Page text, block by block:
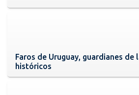
Faros de Uruguay, guardianes
históricos